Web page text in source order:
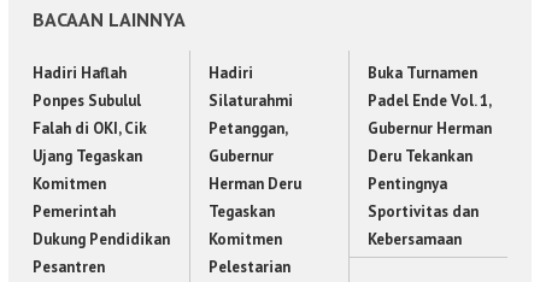
BACAAN LAINNYA
Hadiri Haflah
Ponpes Subulul
Falah di OKI, Cik
Ujang Tegaskan
Komitmen
Pemerintah
Dukung Pendidikan
Pesantren
Hadiri
Silaturahmi
Petanggan,
Gubernur
Herman Deru
Tegaskan
Komitmen
Pelestarian
Buka Turnamen
Padel Ende Vol. 1,
Gubernur Herman
Deru Tekankan
Pentingnya
Sportivitas dan
Kebersamaan